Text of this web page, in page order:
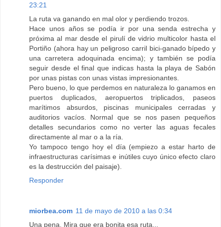
23:21
La ruta va ganando en mal olor y perdiendo trozos.
Hace unos años se podía ir por una senda estrecha y
próxima al mar desde el pirulí de vidrio multicolor hasta el
Portiño (ahora hay un peligroso carril bici-ganado bípedo y
una carretera adoquinada encima); y también se podía
seguir desde el final que indicas hasta la playa de Sabón
por unas pistas con unas vistas impresionantes.
Pero bueno, lo que perdemos en naturaleza lo ganamos en
puertos duplicados, aeropuertos triplicados, paseos
marítimos absurdos, piscinas municipales cerradas y
auditorios vacíos. Normal que se nos pasen pequeños
detalles secundarios como no verter las aguas fecales
directamente al mar o a la ría.
Yo tampoco tengo hoy el día (empiezo a estar harto de
infraestructuras carísimas e inútiles cuyo único efecto claro
es la destrucción del paisaje).
Responder
miorbea.com 11 de mayo de 2010 a las 0:34
Una pena. Mira que era bonita esa ruta...